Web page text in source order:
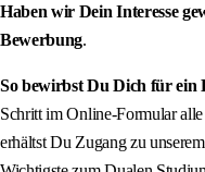
Haben wir Dein Interesse
Bewerbung.
So bewirbst Du Dich für ein
Schritt im Online-Formular
erhältst Du Zugang zu